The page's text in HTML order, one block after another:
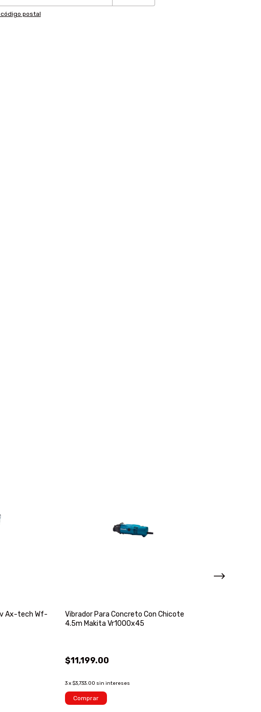
código postal
Ax-tech Wf-
Vibrador Para Concreto Con Chicote
4.5m Makita Vr1000x45
$11,199.00
3x $3,733.00 sin intereses
Comprar